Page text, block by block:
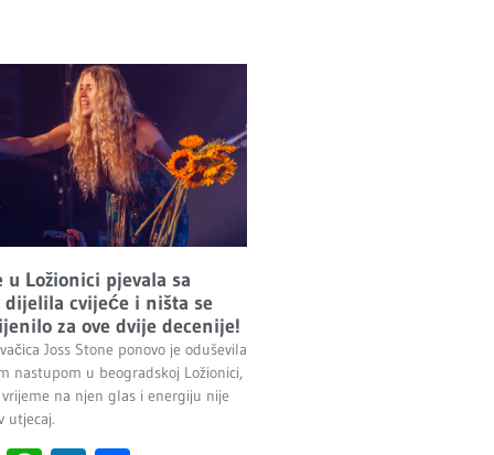
u Ložionici pjevala sa
dijelila cvijeće i ništa se
za ove dvije decenije!
Joss Stone ponovo je oduševila
nastupom u beogradskoj Ložionici,
na njen glas i energiju nije
utjecaj.